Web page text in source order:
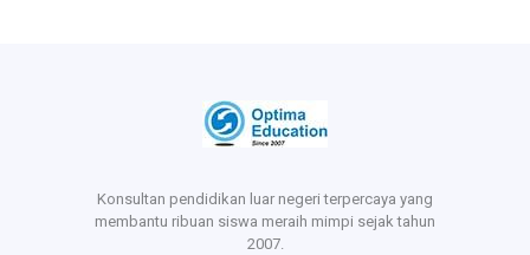
Konsultan pendidikan luar negeri terpercaya yang
membantu ribuan siswa meraih mimpi sejak tahun
2007.